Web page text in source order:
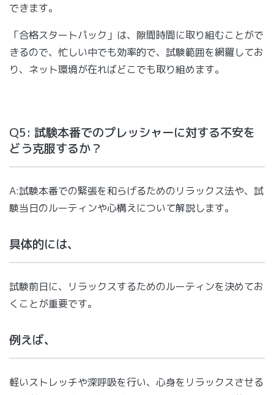
できます。
「合格スタートパック」は、隙間時間に取り組むことがで
きるので、忙しい中でも効率的で、試験範囲を網羅してお
り、ネット環境が在ればどこでも取り組めます。
Q5: 試験本番でのプレッシャーに対する不安を
どう克服するか？
A:試験本番での緊張を和らげるためのリラックス法や、試
験当日のルーティンや心構えについて解説します。
具体的には、
試験前日に、リラックスするためのルーティンを決めてお
くことが重要です。
例えば、
軽いストレッチや深呼吸を行い、心身をリラックスさせる